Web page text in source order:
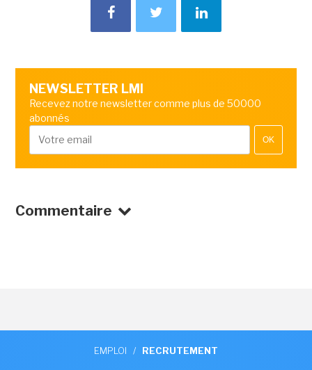
NEWSLETTER LMI
Recevez notre newsletter comme plus de 50000
abonnés
OK
Commentaire
EMPLOI / RECRUTEMENT